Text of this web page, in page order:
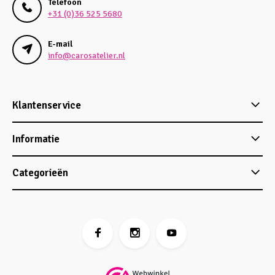
+31 (0)36 525 5680
E-mail
info@carosatelier.nl
Klantenservice
Informatie
Categorieën